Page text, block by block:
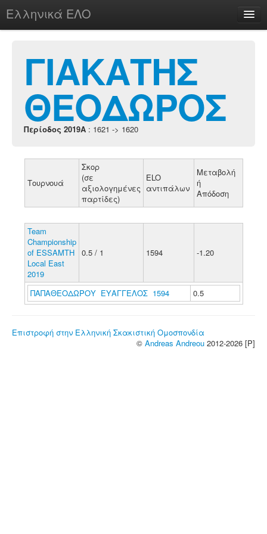
Ελληνικά ΕΛΟ
chesstu.be @ discord
Login
ΓΙΑΚΑΤΗΣ
ΘΕΟΔΩΡΟΣ
Περίοδος 2019A : 1621 -> 1620
Τουρνουά
Σκορ
(σε
αξιολογημένες
παρτίδες)
ELO
αντιπάλων
Μεταβολή
ή
Απόδοση
Team
Championship
of ESSAMTH
Local East
2019
0.5 / 1 1594 -1.20
ΠΑΠΑΘΕΟΔΩΡΟΥ ΕΥΑΓΓΕΛΟΣ 1594 0.5
Επιστροφή στην Ελληνική Σκακιστική Ομοσπονδία
© Andreas Andreou 2012-2026 [P]